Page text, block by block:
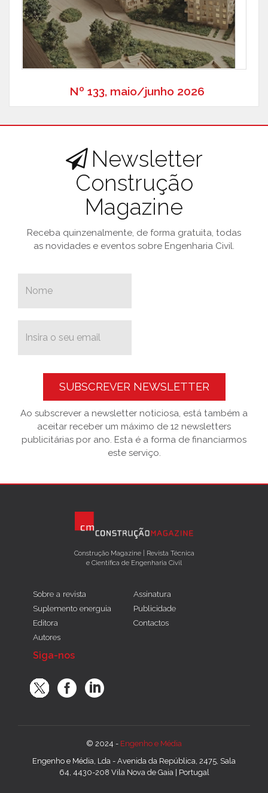
Nº 133, maio/junho 2026
Newsletter
Construção
Magazine
Receba quinzenalmente, de forma gratuita, todas
as novidades e eventos sobre Engenharia Civil.
SUBSCREVER NEWSLETTER
Ao subscrever a newsletter noticiosa, está também a
aceitar receber um máximo de 12 newsletters
publicitárias por ano. Esta é a forma de financiarmos
este serviço.
Construção Magazine | Revista Técnica
e Científica de Engenharia Civil
Sobre a revista
Suplemento energuia
Editora
Autores
Assinatura
Publicidade
Contactos
Siga-nos
© 2024 - Engenho e Média
Engenho e Média, Lda - Avenida da República, 2475, Sala
64, 4430-208 Vila Nova de Gaia | Portugal